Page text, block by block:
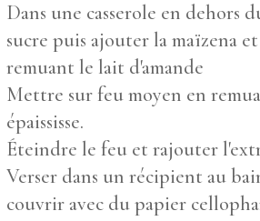
Dans une casserole en dehors
sucre puis ajouter la maïzena
remuant le lait d'amande
Mettre sur feu moyen en
épaississe.
Éteindre le feu et rajouter
Verser dans un récipient au
couvrir avec du papier